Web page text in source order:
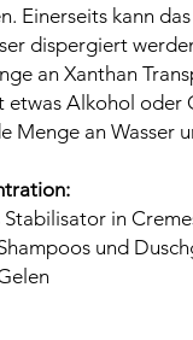
Einerseits kann
dispergiert
an Xanthan
etwas Alkohol oder
Menge an Wasser
Stabilisator in
und